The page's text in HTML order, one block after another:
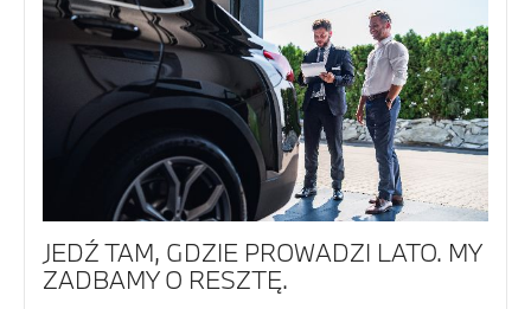
JEDŹ TAM, GDZIE PROWADZI LATO. MY
ZADBAMY O RESZTĘ.